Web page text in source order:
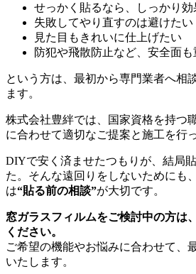
せっかく貼るなら、しっかり
失敗してやり直すのは避けたい
見た目もきれいに仕上げたい
防犯や飛散防止など、安全面
という方は、最初から専門業者へ相
ます。
株式会社豊絆では、国家資格を持つ
に合わせて適切なご提案と施工を行
DIYで安く済ませたつもりが、結局
た。そんな遠回りをしないためにも
は“貼る前の相談”が大切です。
窓ガラスフィルムをご検討中の方は
ください。
ご希望の機能やお悩みに合わせて、
いたします。